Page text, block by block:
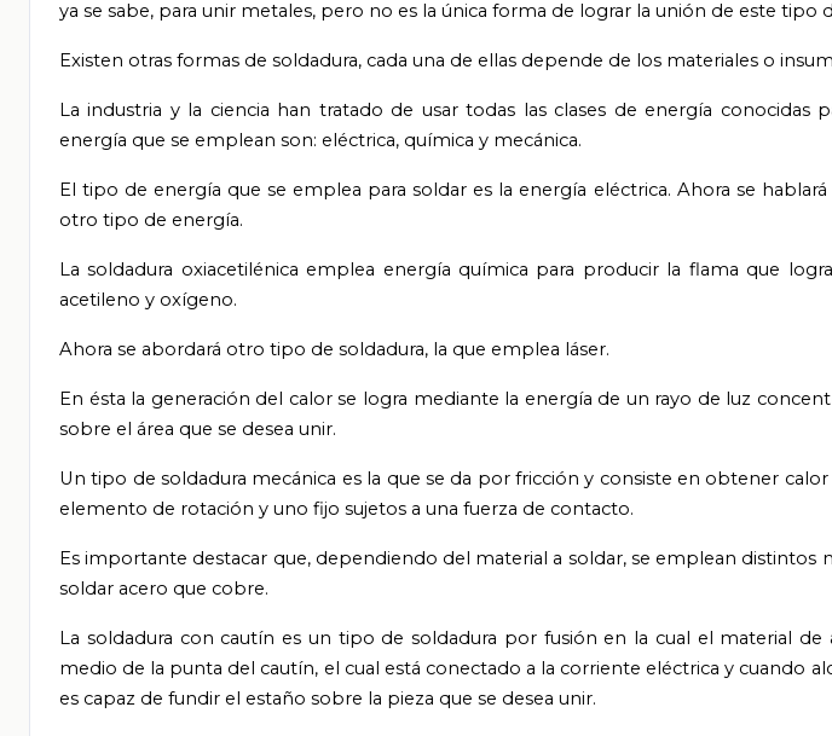
ya se sabe, para unir metales, pero no es la única forma de lograr la unión de este tipo
Existen otras formas de soldadura, cada una de ellas depende de los materiales o
La industria y la ciencia han tratado de usar todas las clases de energía conocidas
energía que se emplean son: eléctrica, química y mecánica.
El tipo de energía que se emplea para soldar es la energía eléctrica. Ahora se
otro tipo de energía.
La soldadura oxiacetilénica emplea energía química para producir la flama que
acetileno y oxígeno.
Ahora se abordará otro tipo de soldadura, la que emplea láser.
En ésta la generación del calor se logra mediante la energía de un rayo de luz
sobre el área que se desea unir.
Un tipo de soldadura mecánica es la que se da por fricción y consiste en obtener
elemento de rotación y uno fijo sujetos a una fuerza de contacto.
Es importante destacar que, dependiendo del material a soldar, se emplean distintos
soldar acero que cobre.
La soldadura con cautín es un tipo de soldadura por fusión en la cual el material
medio de la punta del cautín, el cual está conectado a la corriente eléctrica y cuando
es capaz de fundir el estaño sobre la pieza que se desea unir.